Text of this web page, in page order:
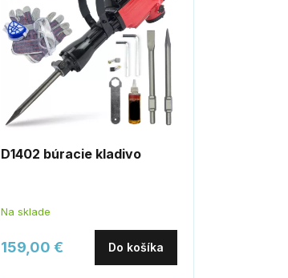
D1402 búracie kladivo
Na sklade
159,00 € Do košíka